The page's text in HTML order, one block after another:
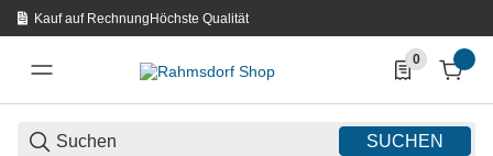
Kauf auf RechnungHöchste Qualität
SUCHEN
0
0 Produkte in